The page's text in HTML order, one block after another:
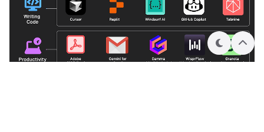
다시 빌드하거나 재전송해야 할 때마다 부하와 비용이 추가됩니다. 블랙 ..
테
마
상
단